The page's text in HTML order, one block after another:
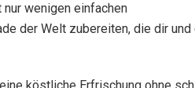
wenigen einfachen
der Welt zubereiten, die dir